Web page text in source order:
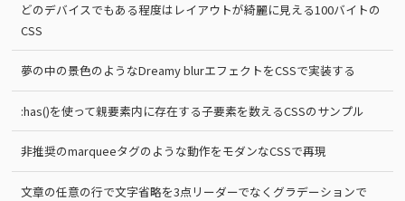
どのデバイスでもある程度はレイアウトが綺麗に見える100バイトの
CSS
夢の中の景色のようなDreamy blurエフェクトをCSSで実装する
:has()を使って親要素内に存在する子要素を数えるCSSのサンプル
非推奨のmarqueeタグのような動作をモダンなCSSで再現
文章の任意の行で文字省略を3点リーダーでなくグラデーションで